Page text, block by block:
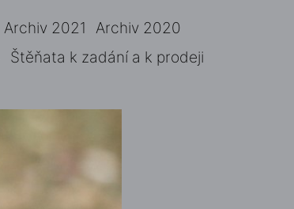
Archiv 2021
Archiv 2020
Štěňata k zadání a k prodeji